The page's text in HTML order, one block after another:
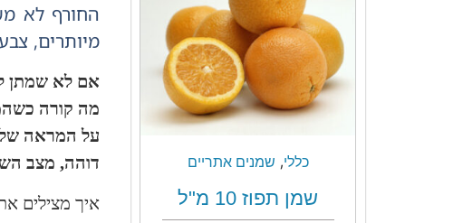
כללי, שמנים אתריים
שמן תפוז 10 מ"ל
החורף לא
מיותרים,
אם לא שמתן
מה קורה
על המראה
דוהה, מצב
איך מצילים